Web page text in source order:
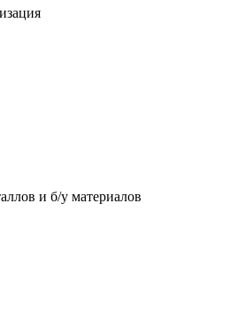
и б/у материалов